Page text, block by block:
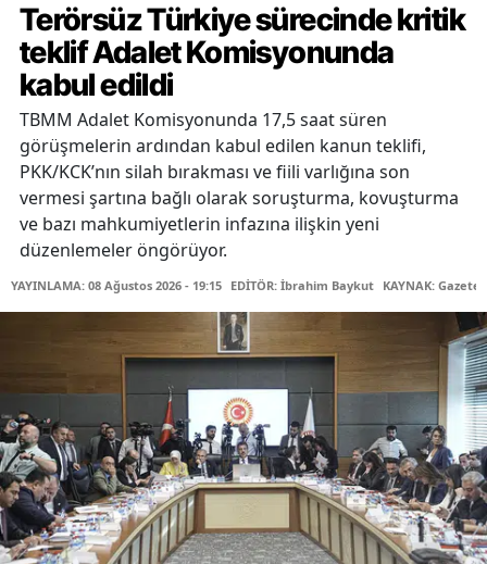
Terörsüz Türkiye sürecinde kritik
teklif Adalet Komisyonunda
kabul edildi
TBMM Adalet Komisyonunda 17,5 saat süren
görüşmelerin ardından kabul edilen kanun teklifi,
PKK/KCK’nın silah bırakması ve fiili varlığına son
vermesi şartına bağlı olarak soruşturma, kovuşturma
ve bazı mahkumiyetlerin infazına ilişkin yeni
düzenlemeler öngörüyor.
YAYINLAMA: 08 Ağustos 2026 - 19:15 EDİTÖR: İbrahim Baykut KAYNAK: